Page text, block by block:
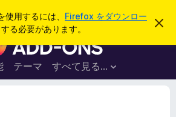
使用するには、 Firefox をダウンロー
する必要があります。
こ
を
F
i
r
e
テーマ すべて見る...
ログイン